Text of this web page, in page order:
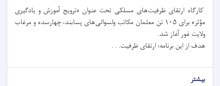
کارگاه ارتقای ظرفیت‌های مسلکی تحت عنوان «ترویج آموزش و یادگیری
مؤثر» برای ۱۰۵ تن معلمان مکاتب ولسوالی‌های پسابند، چهارسده و مرغاب
ولایت غور آغاز شد.
هدف از این برنامه؛ ارتقای ظرفیت. . .
بیشتر